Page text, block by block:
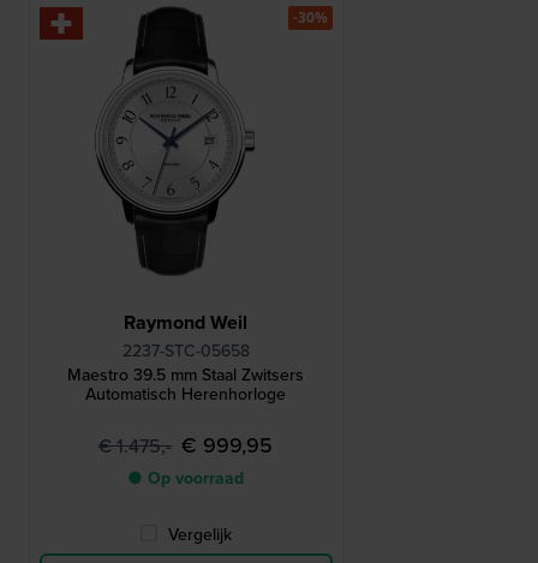
Raymond Weil
2237-STC-05658
Maestro 39.5 mm Staal Zwitsers
Automatisch Herenhorloge
€ 1.475,- € 999,95
● Op voorraad
Vergelijk
-30%